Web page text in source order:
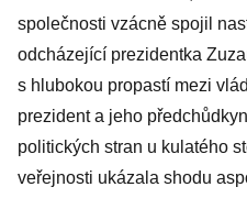
společnosti vzácně spojil
odcházející prezidentka
s hlubokou propastí mezi
prezident a jeho
politických stran u kulatého
veřejnosti ukázala shodu